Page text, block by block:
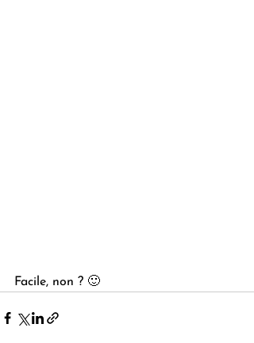
Facile, non ? 🙂